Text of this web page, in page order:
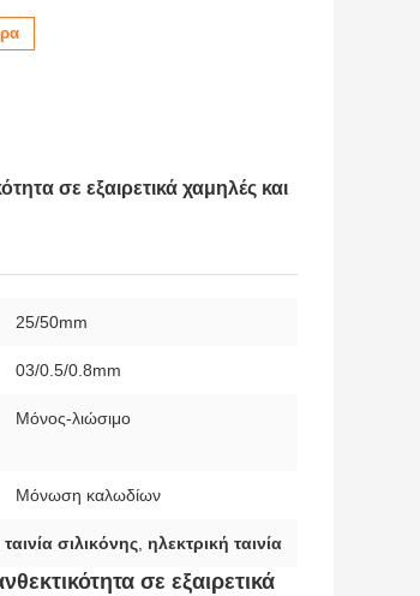
σε εξαιρετικά χαμηλές και
25/50mm
03/0.5/0.8mm
Μόνος-λιώσιμο
Μόνωση καλωδίων
σιλικόνης, ηλεκτρική ταινία
σε εξαιρετικά